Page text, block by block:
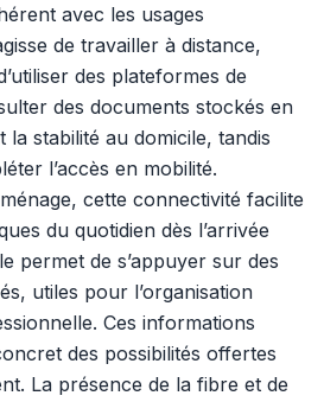
avec les usages
de travailler à distance,
des plateformes de
des documents stockés en
la stabilité au domicile, tandis
l’accès en mobilité.
cette connectivité facilite
du quotidien dès l’arrivée
permet de s’appuyer sur des
utiles pour l’organisation
Ces informations
des possibilités offertes
La présence de la fibre et de